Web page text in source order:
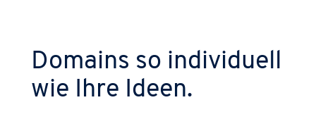
Domains so individuell
wie Ihre Ideen.